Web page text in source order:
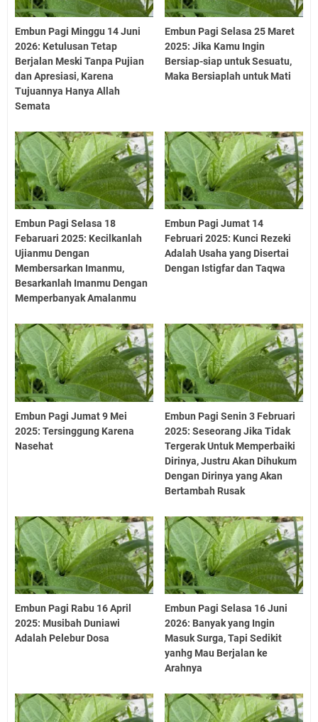
Embun Pagi Minggu 14 Juni
2026: Ketulusan Tetap
Berjalan Meski Tanpa Pujian
dan Apresiasi, Karena
Tujuannya Hanya Allah
Semata
Embun Pagi Selasa 25 Maret
2025: Jika Kamu Ingin
Bersiap-siap untuk Sesuatu,
Maka Bersiaplah untuk Mati
Embun Pagi Selasa 18
Febaruari 2025: Kecilkanlah
Ujianmu Dengan
Membersarkan Imanmu,
Besarkanlah Imanmu Dengan
Memperbanyak Amalanmu
Embun Pagi Jumat 14
Februari 2025: Kunci Rezeki
Adalah Usaha yang Disertai
Dengan Istigfar dan Taqwa
Embun Pagi Jumat 9 Mei
2025: Tersinggung Karena
Nasehat
Embun Pagi Senin 3 Februari
2025: Seseorang Jika Tidak
Tergerak Untuk Memperbaiki
Dirinya, Justru Akan Dihukum
Dengan Dirinya yang Akan
Bertambah Rusak
Embun Pagi Rabu 16 April
2025: Musibah Duniawi
Adalah Pelebur Dosa
Embun Pagi Selasa 16 Juni
2026: Banyak yang Ingin
Masuk Surga, Tapi Sedikit
yanhg Mau Berjalan ke
Arahnya